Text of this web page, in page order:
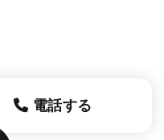
電話する